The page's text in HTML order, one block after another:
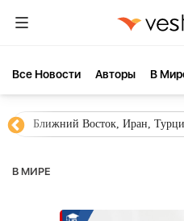
Все Новости Aвторы В
Ближний Восток, Иран,
В МИРЕ